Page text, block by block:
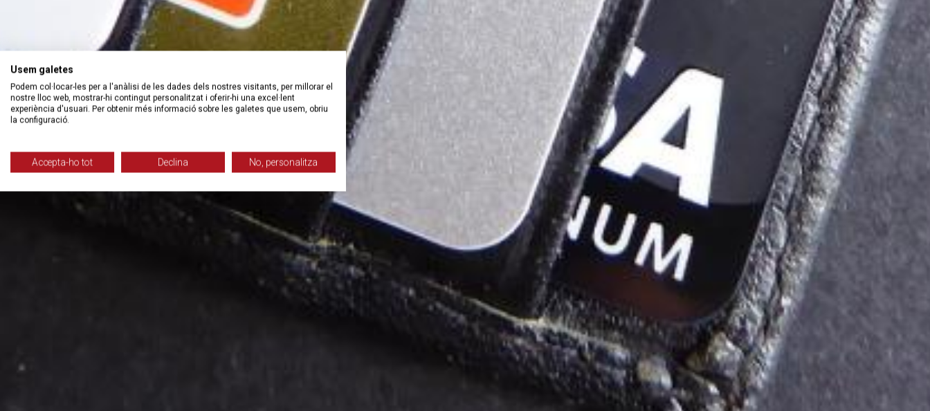
Usem galetes
Podem col·locar-les per a l'anàlisi de les dades dels nostres visitants, per millorar el
nostre lloc web, mostrar-hi contingut personalitzat i oferir-hi una excel·lent
experiència d'usuari. Per obtenir més informació sobre les galetes que usem, obriu
la configuració.
Accepta-ho tot Declina No, personalitza